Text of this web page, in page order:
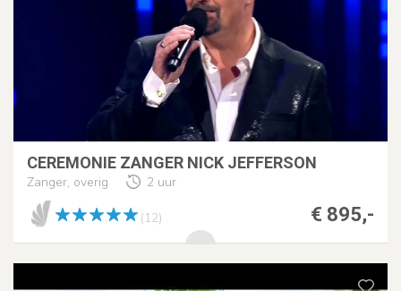
CEREMONIE ZANGER NICK JEFFERSON
Zanger, overig 2 uur
€ 895,-
(12)